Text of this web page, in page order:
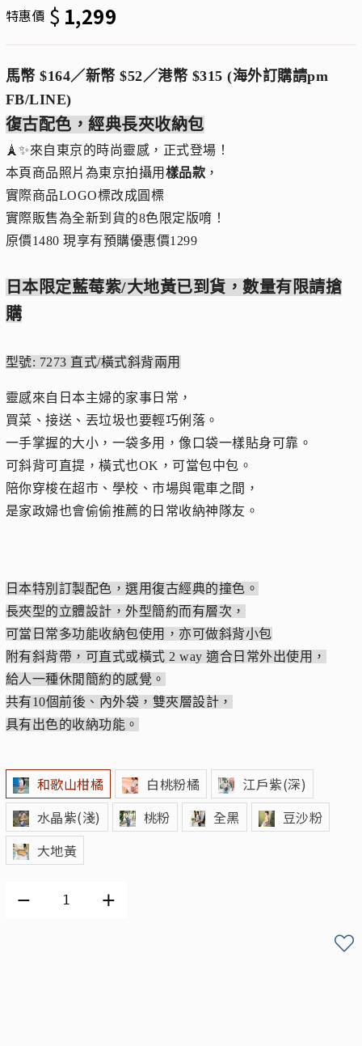
特惠價 $ 1,299
馬幣 $164／新幣 $52／港幣 $315 (海外訂購請pm
FB/LINE)
復古配色，經典長夾收納包
🗼✨來自東京的時尚靈感，正式登場！
本頁商品照片為東京拍攝用 樣品款 ，
實際商品LOGO標改成圓標
實際販售為全新到貨的8色限定版唷！
原價1480 現享有預購優惠價1299
日本限定藍莓紫/大地黃已到貨，數量有限請搶
購
型號: 7273 直式/橫式斜背兩用
靈感來自日本主婦的家事日常，
買菜、接送、丟垃圾也要輕巧俐落。
一手掌握的大小，一袋多用，像口袋一樣貼身可靠。
可斜背可直提，橫式也OK，可當包中包。
陪你穿梭在超市、學校、市場與電車之間，
是家政婦也會偷偷推薦的日常收納神隊友。
日本特別訂製配色，選用復古經典的撞色。
長夾型的立體設計，外型簡約而有層次，
可當日常多功能收納包使用，亦可做斜背小包
附有斜背帶，可直式或橫式 2 way 適合日常外出使用，
給人一種休閒簡約的感覺。
共有10個前後、內外袋，雙夾層設計，
具有出色的收納功能。
和歌山柑橘 白桃粉橘
江戶紫(深)
水晶紫(淺)
桃粉 全黑
豆沙粉
大地黃